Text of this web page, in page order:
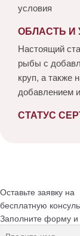
условия
ОБЛАСТЬ И
Настоящий
рыбы с
круп, а также
добавлением
СТАТУС
Оставьте заявку на
бесплатную
Заполните форму